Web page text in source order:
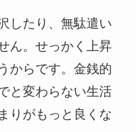
したり、無駄遣い
ん。せっかく上昇
からです。金銭的
と変わらない生活
りがもっと良くな